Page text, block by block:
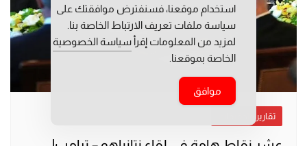
تقارير وتحقيقات
استخدام موقعنا، فسنفترض موافقتك على
سياسة ملفات تعريف الارتباط الخاصة بنا.
لمزيد من المعلومات إقرأ سياسة الخصوصية
الخاصة بموقعنا.
موافق